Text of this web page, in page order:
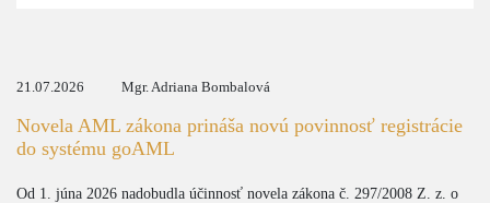
21.07.2026 Mgr. Adriana Bombalová
Novela AML zákona prináša novú povinnosť registrácie
do systému goAML
Od 1. júna 2026 nadobudla účinnosť novela zákona č. 297/2008 Z. z. o